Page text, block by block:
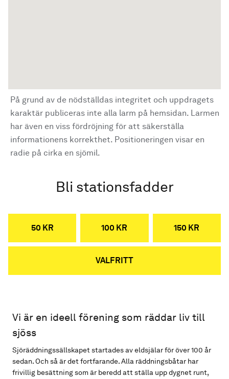
På grund av de nödställdas integritet och uppdragets
karaktär publiceras inte alla larm på hemsidan. Larmen
har även en viss fördröjning för att säkerställa
informationens korrekthet. Positioneringen visar en
radie på cirka en sjömil.
Bli stationsfadder
50 KR 100 KR 150 KR
VALFRITT
Vi är en ideell förening som räddar liv till
sjöss
Sjöräddningssällskapet startades av eldsjälar för över 100 år
sedan. Och så är det fortfarande. Alla räddningsbåtar har
frivillig besättning som är beredd att ställa upp dygnet runt,